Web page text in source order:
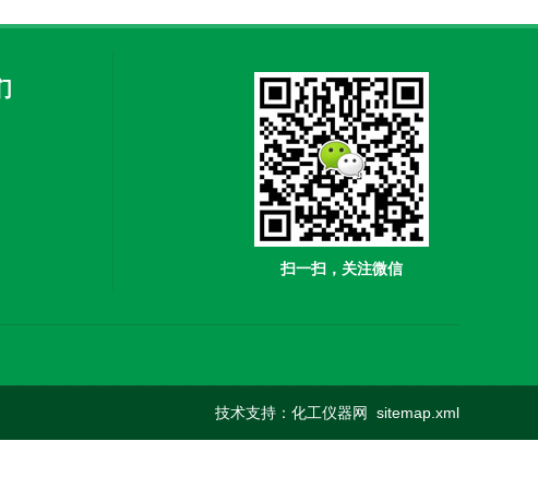
扫一扫，关注微信
技术支持： 化工仪器网 sitemap.xml